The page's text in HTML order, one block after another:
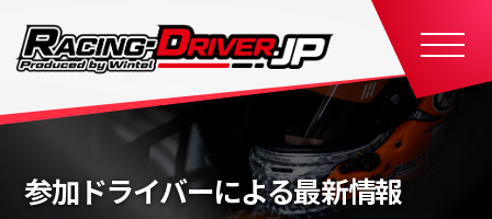
参加ドライバーによる最新情報